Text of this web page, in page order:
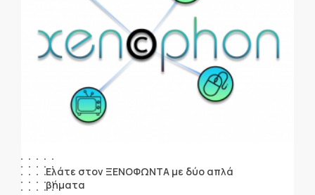
Ελάτε στον ΞΕΝΟΦΩΝΤΑ με δύο απλά
βήματα